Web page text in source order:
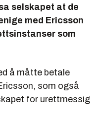
selskapet at de
med Ericsson
som
å måtte betale
som også
for urettmessig